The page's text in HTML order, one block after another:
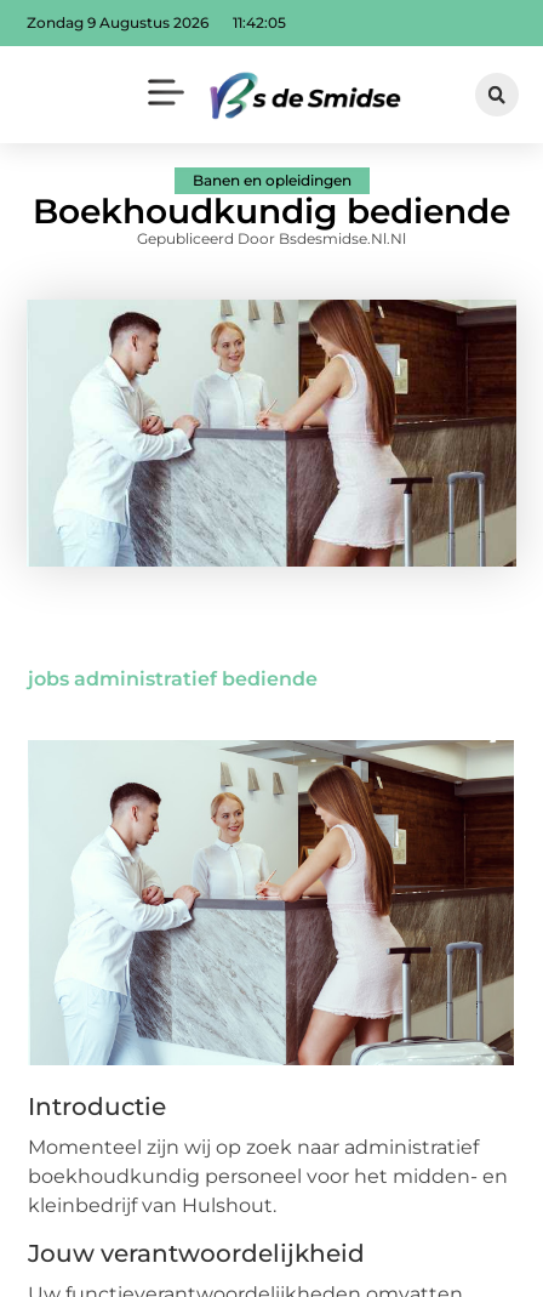
Zondag 9 Augustus 2026 11:42:06
Banen en opleidingen
Boekhoudkundig bediende
Gepubliceerd Door Bsdesmidse.nl.nl
jobs administratief bediende
Introductie
Momenteel zijn wij op zoek naar administratief
boekhoudkundig personeel voor het midden- en
kleinbedrijf van Hulshout.
Jouw verantwoordelijkheid